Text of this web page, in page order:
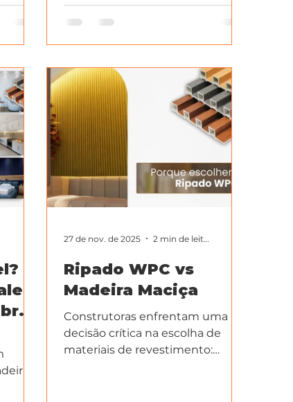
zero manutenção.
O
Ripado WPC vs
Madeira Maciça
Construtoras enfrentam uma
decisão crítica na escolha de
materiais de revestimento:
27 de nov. de 2025 2 min de leitura